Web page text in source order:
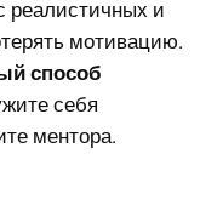
реалистичных и
мотивацию.
способ
себя
ментора.